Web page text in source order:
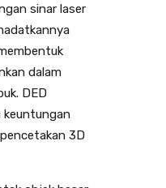
sinar laser
dalam
DED
keuntungan
3D